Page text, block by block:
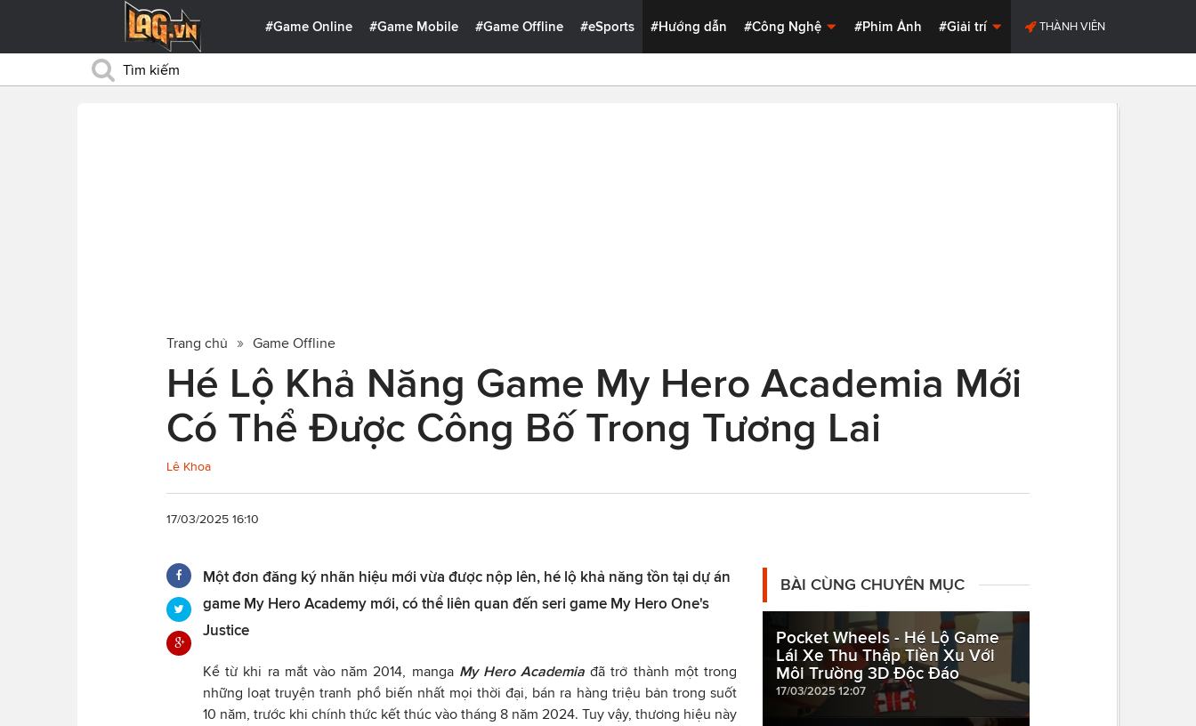
#Game Online #Game Mobile #Game Offline #eSports #Hướng dẫn #Công Nghệ #Phim Ảnh #Giải trí THÀNH VIÊN
Trang chủ Game Offline
Hé Lộ Khả Năng Game My Hero Academia Mới
Có Thể Được Công Bố Trong Tương Lai
Lê Khoa
17/03/2025 16:10
Một đơn đăng ký nhãn hiệu mới vừa được nộp lên, hé lộ khả năng tồn tại dự án
game My Hero Academy mới, có thể liên quan đến seri game My Hero One's
Justice
Kể từ khi ra mắt vào năm 2014, manga My Hero Academia đã trở thành một trong
những loạt truyện tranh phổ biến nhất mọi thời đại, bán ra hàng triệu bản trong suốt
10 năm, trước khi chính thức kết thúc vào tháng 8 năm 2024. Tuy vậy, thương hiệu này
BÀI CÙNG CHUYÊN MỤC
Pocket Wheels - Hé Lộ Game
Lái Xe Thu Thập Tiền Xu Với
Môi Trường 3D Độc Đáo
17/03/2025 12:07